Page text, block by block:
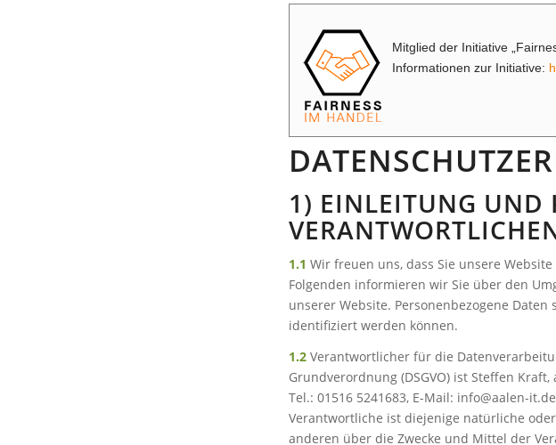
Mitglied der Initiative
Informationen zur Initiative:
1) EINLEITUNG UND
1.1 Wir freuen uns, dass Sie unsere
Folgenden informieren wir Sie über den
unserer Website. Personenbezogene
identifiziert werden können.
1.2Verantwortlicher für die
Grundverordnung (DSGVO) ist Steffen
Tel.: 01516 5241683, E-Mail: info@aalen-
Verantwortliche ist diejenige natürliche
anderen über die Zwecke und Mittel der